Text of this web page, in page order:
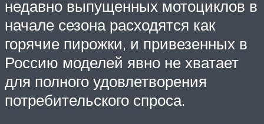
недавно выпущенных мотоциклов в
начале сезона расходятся как
горячие пирожки, и привезенных в
Россию моделей явно не хватает
для полного удовлетворения
потребительского спроса.